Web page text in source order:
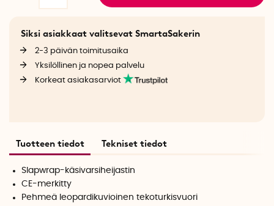
Siksi asiakkaat valitsevat SmartaSakerin
2-3 päivän toimitusaika
Yksilöllinen ja nopea palvelu
Korkeat asiakasarviot
Tuotteen tiedot Tekniset tiedot
Slapwrap-käsivarsiheijastin
CE-merkitty
Pehmeä leopardikuvioinen tekoturkisvuori